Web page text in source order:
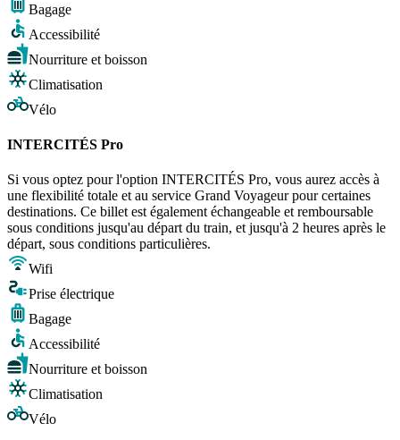
Bagage
Accessibilité
Nourriture et boisson
Climatisation
Vélo
INTERCITÉS Pro
Si vous optez pour l'option INTERCITÉS Pro, vous aurez accès à
une flexibilité totale et au service Grand Voyageur pour certaines
destinations. Ce billet est également échangeable et remboursable
sous conditions jusqu'au départ du train, et jusqu'à 2 heures après le
départ, sous conditions particulières.
Wifi
Prise électrique
Bagage
Accessibilité
Nourriture et boisson
Climatisation
Vélo